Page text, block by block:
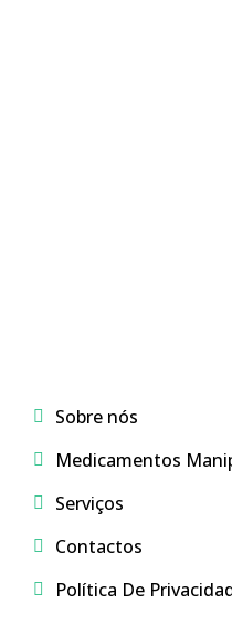
Sobre nós
Medicamentos
Serviços
Contactos
Política De